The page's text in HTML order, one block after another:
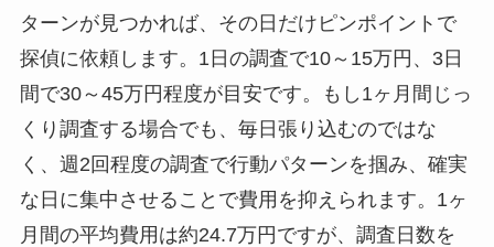
ターンが見つかれば、その日だけピンポイントで
探偵に依頼します。1日の調査で10～15万円、3日
間で30～45万円程度が目安です。もし1ヶ月間じっ
くり調査する場合でも、毎日張り込むのではな
く、週2回程度の調査で行動パターンを掴み、確実
な日に集中させることで費用を抑えられます。1ヶ
月間の平均費用は約24.7万円ですが、調査日数を